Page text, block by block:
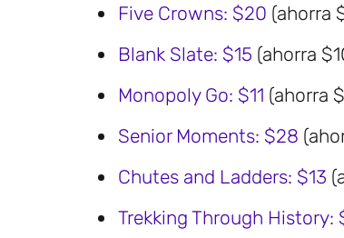
Five Crowns: $20 (ahorra
Blank Slate: $15 (ahorra
Monopoly Go: $11 (ahorra
Senior Moments: $28
Chutes and Ladders: $13
Trekking Through History: